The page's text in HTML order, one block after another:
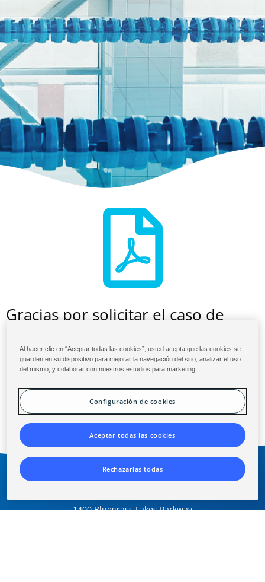
Gracias por solicitar el caso de
Haga clic aquí para descargarlo
ahora.
1400 Bluegrass Lakes Parkway
Al hacer clic en “Aceptar todas las cookies”, usted acepta que las cookies se
guarden en su dispositivo para mejorar la navegación del sitio, analizar el uso
del mismo, y colaborar con nuestros estudios para marketing.
Configuración de cookies
Rechazarlas todas
Aceptar todas las cookies